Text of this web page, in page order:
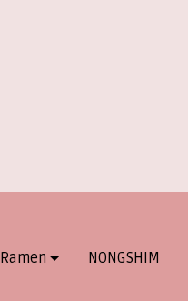
Ramen NONGSHIM